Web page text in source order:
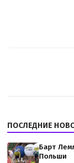
ПОСЛЕДНИЕ
Барт
Польши